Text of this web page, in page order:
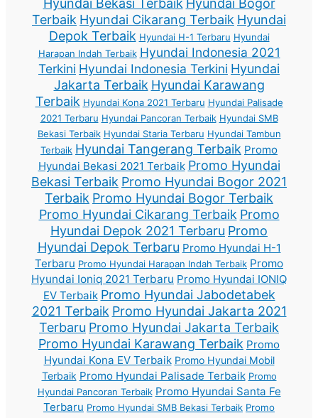
Hyundai Bekasi Terbaik Hyundai Bogor
Terbaik Hyundai Cikarang Terbaik Hyundai
Depok Terbaik Hyundai H-1 Terbaru Hyundai
Harapan Indah Terbaik Hyundai Indonesia 2021
Terkini Hyundai Indonesia Terkini Hyundai
Jakarta Terbaik Hyundai Karawang
Terbaik Hyundai Kona 2021 Terbaru Hyundai Palisade
2021 Terbaru Hyundai Pancoran Terbaik Hyundai SMB
Bekasi Terbaik Hyundai Staria Terbaru Hyundai Tambun
Terbaik Hyundai Tangerang Terbaik Promo
Hyundai Bekasi 2021 Terbaik Promo Hyundai
Bekasi Terbaik Promo Hyundai Bogor 2021
Terbaik Promo Hyundai Bogor Terbaik
Promo Hyundai Cikarang Terbaik Promo
Hyundai Depok 2021 Terbaru Promo
Hyundai Depok Terbaru Promo Hyundai H-1
Terbaru Promo Hyundai Harapan Indah Terbaik Promo
Hyundai Ioniq 2021 Terbaru Promo Hyundai IONIQ
EV Terbaik Promo Hyundai Jabodetabek
2021 Terbaik Promo Hyundai Jakarta 2021
Terbaru Promo Hyundai Jakarta Terbaik
Promo Hyundai Karawang Terbaik Promo
Hyundai Kona EV Terbaik Promo Hyundai Mobil
Terbaik Promo Hyundai Palisade Terbaik Promo
Hyundai Pancoran Terbaik Promo Hyundai Santa Fe
Terbaru Promo Hyundai SMB Bekasi Terbaik Promo